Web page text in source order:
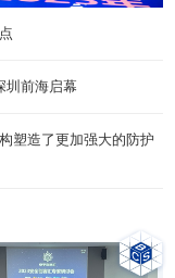
圳前海启幕
塑造了更加强大的防护